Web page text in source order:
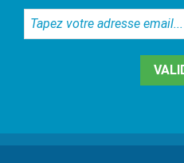
Tapez
votre